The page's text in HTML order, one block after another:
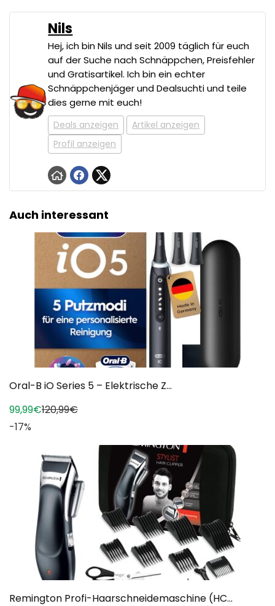
Nils
Hej, ich bin Nils und seit 2009 täglich für euch
auf der Suche nach Schnäppchen, Preisfehler
und Gratisartikel. Ich bin ein echter
Schnäppchenjäger und Dealsuchti und teile
dies gerne mit euch!
Deals anzeigen
Artikel anzeigen
Profil anzeigen
Auch interessant
Oral-B iO Series 5 – Elektrische Z...
99,99€120,99€
-17%
Remington Profi-Haarschneidemaschine (HC...